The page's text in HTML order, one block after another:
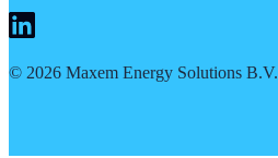
© 2026 Maxem Energy Solutions B.V.